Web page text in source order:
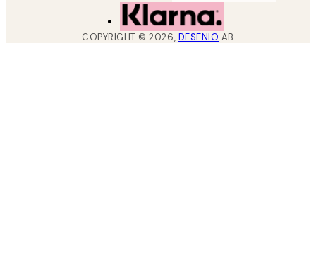
COPYRIGHT ©2026, DESENIO AB